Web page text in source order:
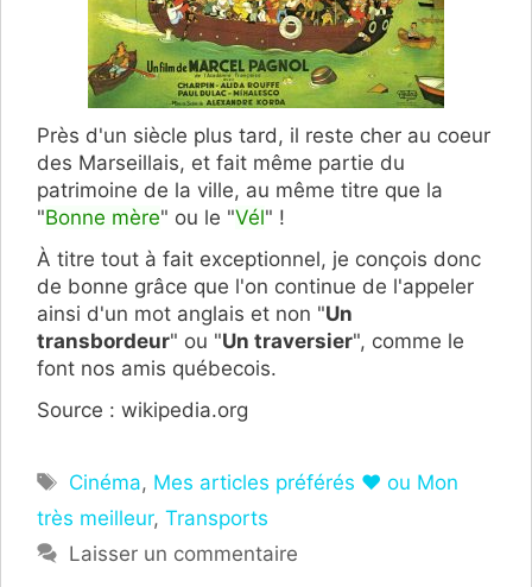
Près d'un siècle plus tard, il reste cher au coeur
des Marseillais, et fait même partie du
patrimoine de la ville, au même titre que la
"Bonne mère" ou le "Vél" !
À titre tout à fait exceptionnel, je conçois donc
de bonne grâce que l'on continue de l'appeler
ainsi d'un mot anglais et non "Un
transbordeur" ou "Un traversier", comme le
font nos amis québecois.
Source : wikipedia.org
Étiquettes
Cinéma, Mes articles préférés ❤ ou Mon
très meilleur, Transports
Laisser un commentaire